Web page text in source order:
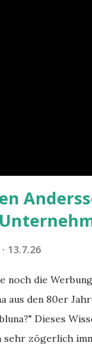
13.7.26
noch die
aus den 80er
Dieses
sehr zögerlich